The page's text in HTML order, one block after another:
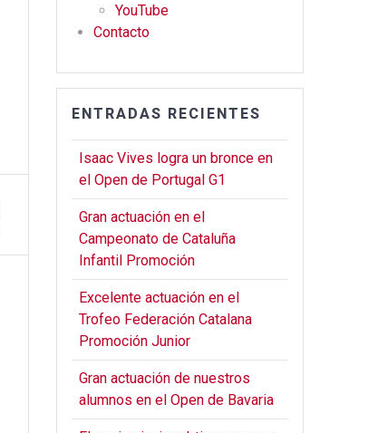
YouTube
Contacto
ENTRADAS RECIENTES
Isaac Vives logra un bronce en
el Open de Portugal G1
Gran actuación en el
Campeonato de Cataluña
Infantil Promoción
Excelente actuación en el
Trofeo Federación Catalana
Promoción Junior
Gran actuación de nuestros
alumnos en el Open de Bavaria